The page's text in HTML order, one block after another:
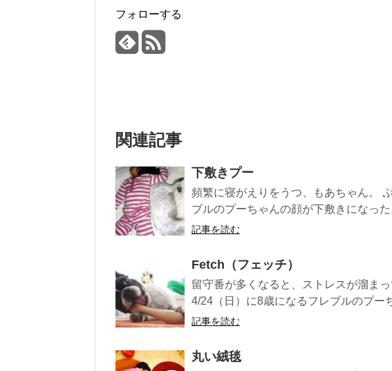
フォローする
関連記事
下敷きプー
頻繁に寝がえりをうつ、もあちゃん。
ブルのプーちゃんの顔が下敷きにな
記事を読む
Fetch（フェッチ）
留守番が多くなると、ストレスが溜ま
4/24（日）に8歳になるフレブルのプー
記事を読む
丸い絨毯